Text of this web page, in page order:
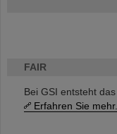
FAIR
Bei GSI entsteht
Erfahren Sie mehr.